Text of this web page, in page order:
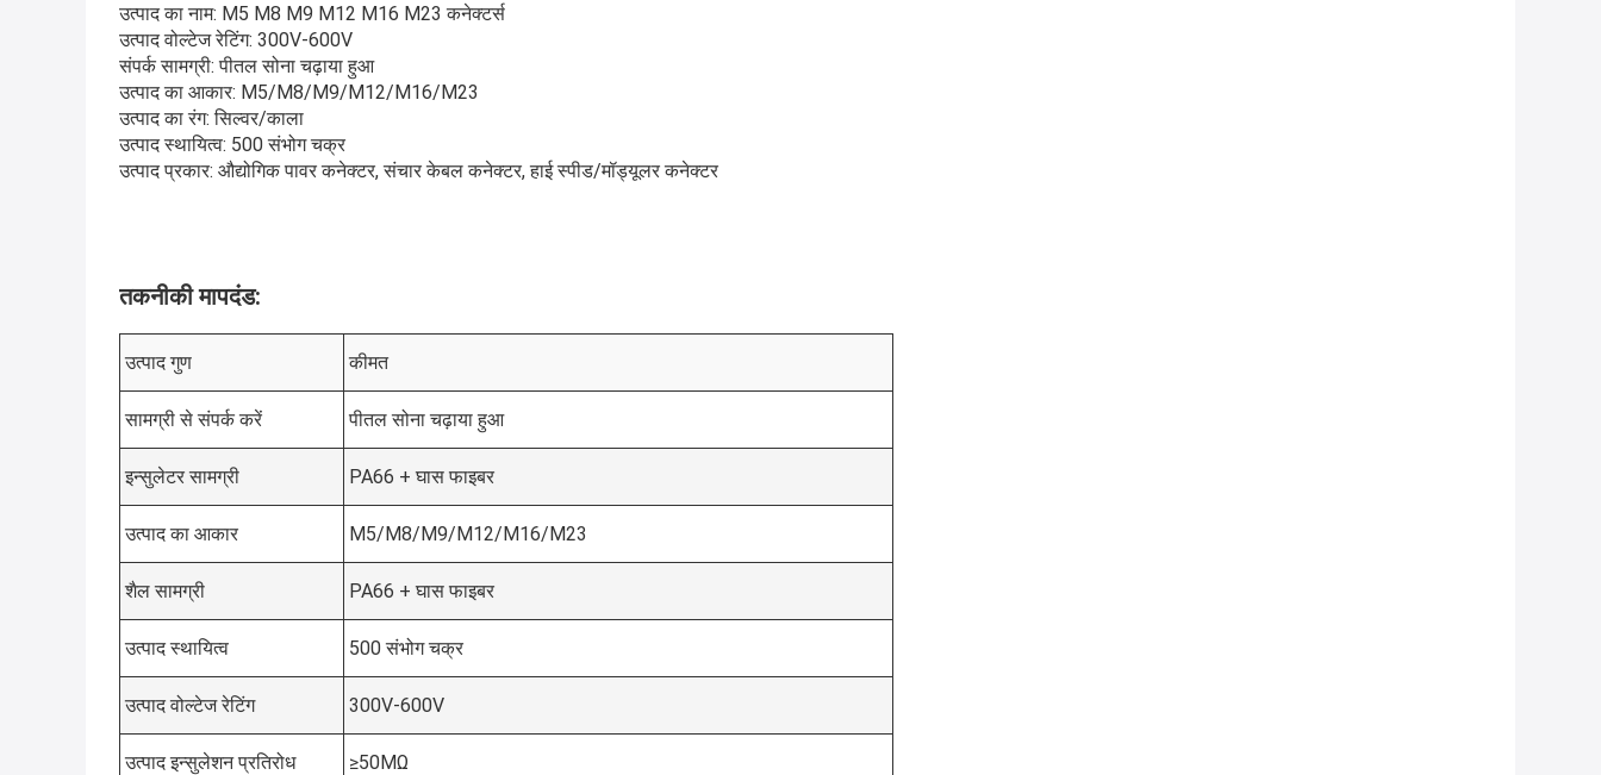
उत्पाद का नाम: M5 M8 M9 M12 M16 M23 कनेक्टर्स
उत्पाद वोल्टेज रेटिंग: 300V-600V
संपर्क सामग्री: पीतल सोना चढ़ाया हुआ
उत्पाद का आकार: M5/M8/M9/M12/M16/M23
उत्पाद का रंग: सिल्वर/काला
उत्पाद स्थायित्व: 500 संभोग चक्र
उत्पाद प्रकार: औद्योगिक पावर कनेक्टर, संचार केबल कनेक्टर, हाई स्पीड/मॉड्यूलर कनेक्टर
तकनीकी मापदंड:
उत्पाद गुण कीमत
सामग्री से संपर्क करें पीतल सोना चढ़ाया हुआ
इन्सुलेटर सामग्री PA66 + घास फाइबर
उत्पाद का आकार M5/M8/M9/M12/M16/M23
शैल सामग्री PA66 + घास फाइबर
उत्पाद स्थायित्व 500 संभोग चक्र
उत्पाद वोल्टेज रेटिंग 300V-600V
उत्पाद इन्सुलेशन प्रतिरोध ≥50MΩ